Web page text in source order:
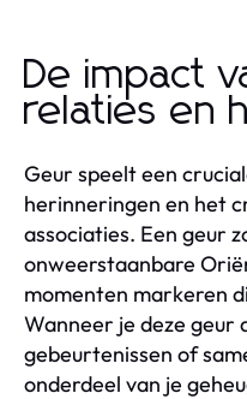
De impact
relaties en
Geur speelt een
herinneringen en het
associaties. Een geur
onweerstaanbare
momenten markeren
Wanneer je deze geur
gebeurtenissen of
onderdeel van je